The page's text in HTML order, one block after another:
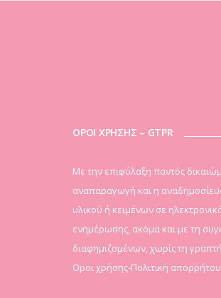
ΟΡΟΙ ΧΡΗΣΗΣ – GTPR
Mε την επιφύλαξη παντός
αναπαραγωγή και η
υλικού ή κειμένων σε
ενημέρωσης, ακόμα και με τη
διαφημιζομένων, χωρίς τη
Οροι χρήσης-Πολιτική απορρήτου